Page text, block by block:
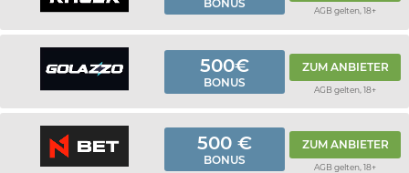
BONUS
AGB gelten, 18+
500€
BONUS
ZUM ANBIETER
AGB gelten, 18+
500 €
BONUS
ZUM ANBIETER
AGB gelten, 18+